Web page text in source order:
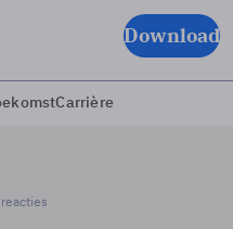
Download
Carrière